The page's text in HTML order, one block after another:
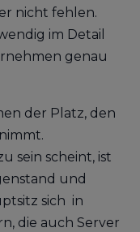
nicht fehlen.
im Detail
genau
der Platz, den
sein scheint, ist
und
sich in
die auch Server